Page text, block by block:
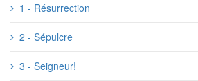
1 - Résurrection
2 - Sépulcre
3 - Seigneur!